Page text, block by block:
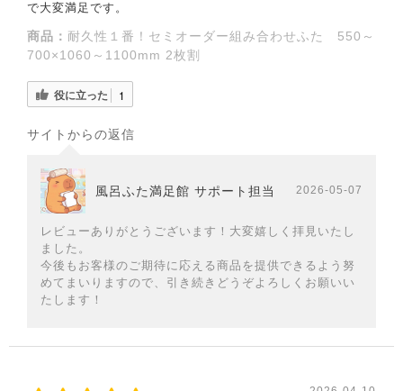
で大変満足です。
商品： 耐久性１番！セミオーダー組み合わせふた 550～
700×1060～1100mm 2枚割
役に立った 1
サイトからの返信
風呂ふた満足館 サポート担当 2026-05-07
レビューありがとうございます！大変嬉しく拝見いたし
ました。
今後もお客様のご期待に応える商品を提供できるよう努
めてまいりますので、引き続きどうぞよろしくお願いい
たします！